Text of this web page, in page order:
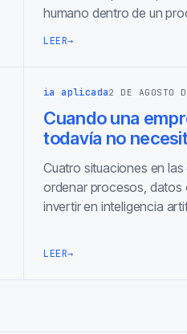
humano dentro de un
LEER→
ia aplicada2 DE AGOSTO
Cuando una
todavía no
Cuatro situaciones en
ordenar procesos, datos
invertir en inteligencia
LEER→